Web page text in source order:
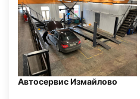
Автосервис Измайлово